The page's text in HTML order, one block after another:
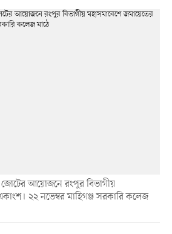
জোটের আয়োজনে রংপুর বিভাগীয়
২২ নভেম্বর মাহিগঞ্জ সরকারি কলেজ